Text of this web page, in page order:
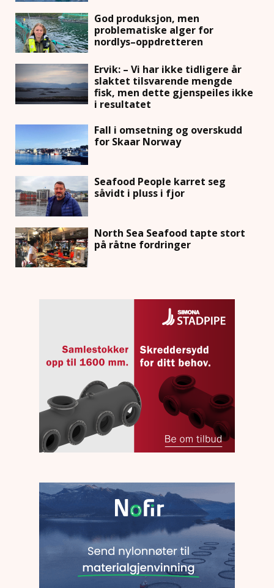
God produksjon, men
problematiske alger for
nordlys–oppdretteren
Ervik: – Vi har ikke tidligere år
slaktet tilsvarende mengde
fisk, men dette gjenspeiles ikke
i resultatet
Fall i omsetning og overskudd
for Skaar Norway
Seafood People karret seg
såvidt i pluss i fjor
North Sea Seafood tapte stort
på råtne fordringer